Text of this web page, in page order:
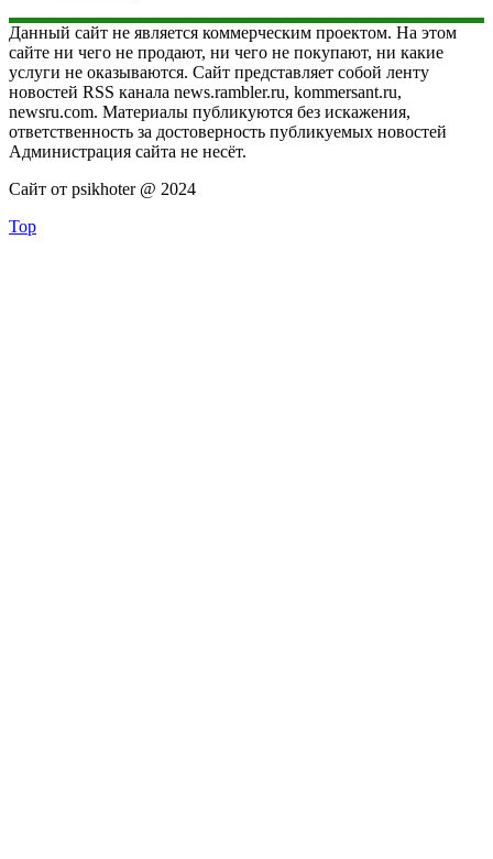
Данный сайт не является коммерческим проектом. На этом
сайте ни чего не продают, ни чего не покупают, ни какие
услуги не оказываются. Сайт представляет собой ленту
новостей RSS канала news.rambler.ru, kommersant.ru,
newsru.com. Материалы публикуются без искажения,
ответственность за достоверность публикуемых новостей
Администрация сайта не несёт.
Сайт от psikhoter @ 2024
Top